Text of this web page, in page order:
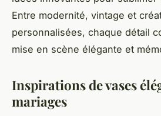
Entre modernité, vintage et
personnalisées, chaque détail
mise en scène élégante et
Inspirations de vases
mariages